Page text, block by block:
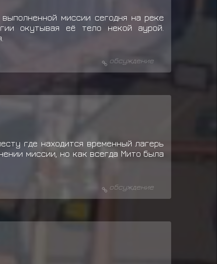
миссии сегодня на реке
окутывая её тело некой аурой.
обсуждение
где находится временный лагерь
миссии, но как всегда Мито была
обсуждение